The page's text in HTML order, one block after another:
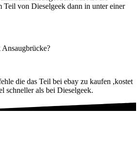
Teil von Dieselgeek dann in unter einer
die das Teil bei ebay zu kaufen ,kostet
schneller als bei Dieselgeek.